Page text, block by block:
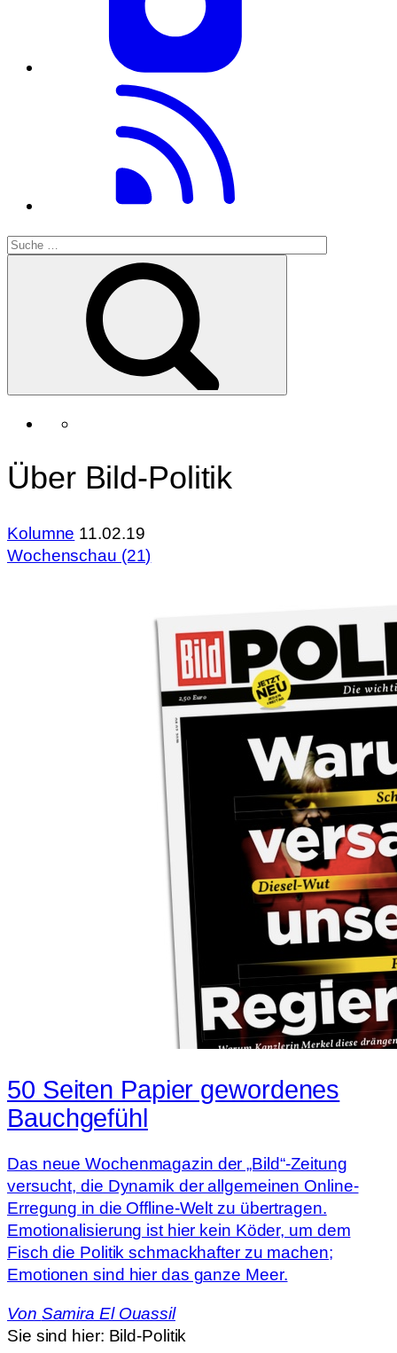
Über Bild-Politik
Kolumne 11.02.19
Wochenschau (21)
50 Seiten Papier gewordenes
Bauchgefühl
Das neue Wochenmagazin der „Bild“-Zeitung
versucht, die Dynamik der allgemeinen Online-
Erregung in die Offline-Welt zu übertragen.
Emotionalisierung ist hier kein Köder, um dem
Fisch die Politik schmackhafter zu machen;
Emotionen sind hier das ganze Meer.
Von Samira El Ouassil
Sie sind hier: Bild-Politik